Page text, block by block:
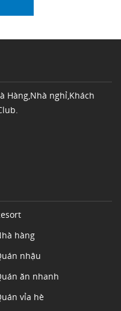
Hàng,Nhà nghỉ,Khách
hàng
nhậu
ăn nhanh
vỉa hè